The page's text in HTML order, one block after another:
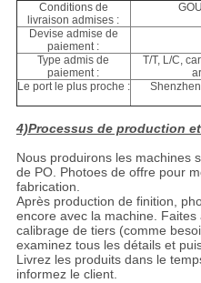
Conditions de
livraison admises :
Devise admise de
paiement :
Type admis de
paiement :
T/T, L/C,
Le port le plus proche :
4)Processus de production
Nous produirons les machines
de PO. Photoes de offre pour
fabrication.
Après production de finition,
encore avec la machine.
calibrage de tiers (comme
examinez tous les détails et
Livrez les produits dans le
informez le client.